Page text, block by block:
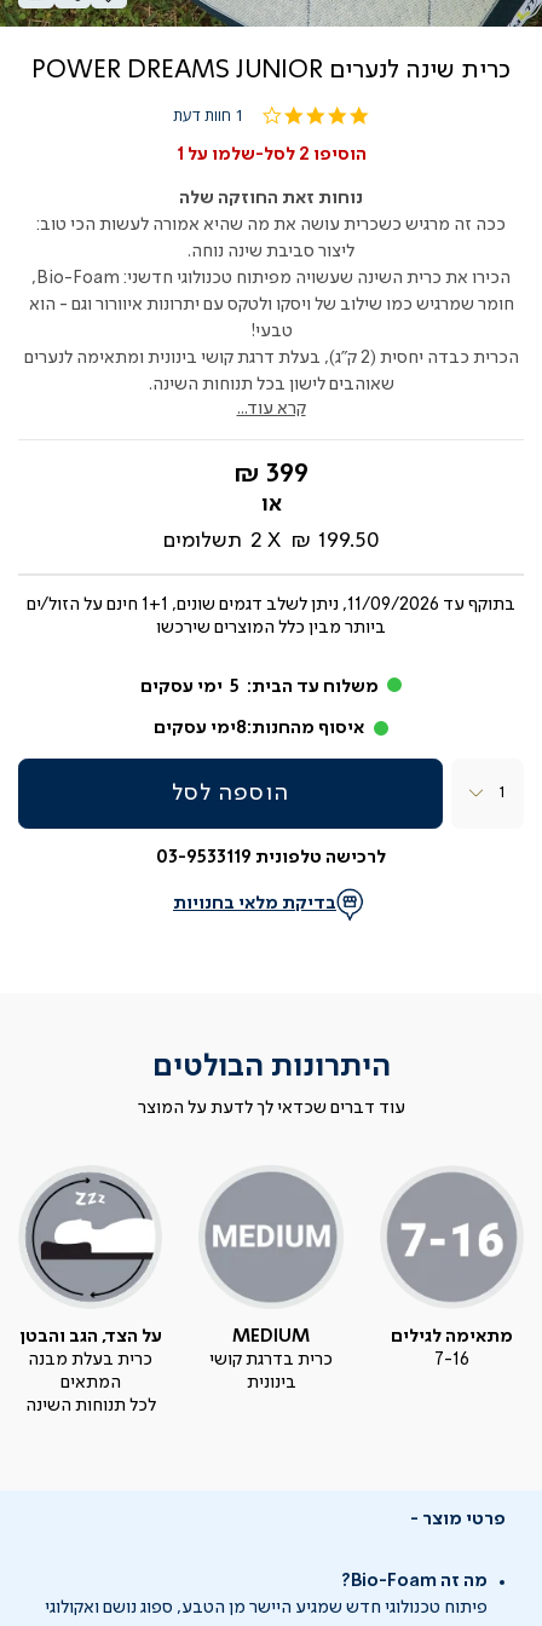
כרית שינה לנערים POWER DREAMS JUNIOR
4.0
rating
1 חוות דעת
הוסיפו 2 לסל-שלמו על 1
נוחות זאת החוזקה שלה
ככה זה מרגיש כשכרית עושה את מה שהיא אמורה לעשות הכי טוב:
ליצור סביבת שינה נוחה.
הכירו את כרית השינה שעשויה מפיתוח טכנולוגי חדשני: Bio-Foam,
חומר שמרגיש כמו שילוב של ויסקו ולטקס עם יתרונות איוורור וגם - הוא
טבעי!
הכרית כבדה יחסית (2 ק"ג), בעלת דרגת קושי בינונית ומתאימה לנערים
שאוהבים לישון בכל תנוחות השינה.
קרא עוד...
החל
מ-
399 ₪
199.50 ₪
2 תשלומים
בתוקף עד
11/09/2026, ניתן לשלב דגמים שונים, 1+1 חינם על הזול/ים
ביותר מבין כלל המוצרים שירכשו
משלוח עד הבית: 5 ימי עסקים
איסוף מהחנות:8ימי עסקים
הוספה לסל
לרכישה טלפונית 03-9533119
בדיקת מלאי בחנויות
היתרונות הבולטים
עוד דברים שכדאי לך לדעת על המוצר
מתאימה לגילים
7-16
MEDIUM
כרית בדרגת קושי
בינונית
על הצד, הגב והבטן
כרית בעלת מבנה
המתאים
לכל תנוחות השינה
פרטי מוצר
מה זה Bio-Foam?
פיתוח טכנולוגי חדש שמגיע היישר מן הטבע, ספוג נושם ואקולוגי